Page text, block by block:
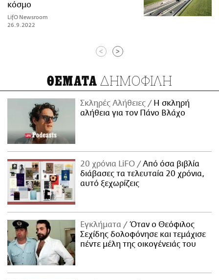
κόσμο
LifO Newsroom
26.9.2022
< >
ΘΕΜΑΤΑ ΔΗΜΟΦΙΛΗ
Σκληρές Αλήθειες
H σκληρή
αλήθεια για τον Πάνο Βλάχο
20 χρόνια LiFO
Από όσα βιβλία
διάβασες τα τελευταία 20 χρόνια,
αυτό ξεχωρίζεις
Εγκλήματα
Όταν ο Θεόφιλος
Σεχίδης δολοφόνησε και τεμάχισε
πέντε μέλη της οικογένειάς του